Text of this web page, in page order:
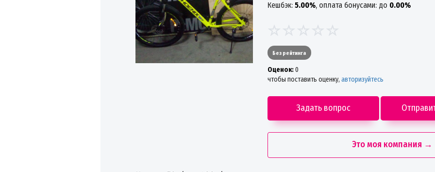
Кешбэк: 5.00%, оплата бонусами: до 0.00%
Без рейтинга
Oценок:0
чтобы поставить оценку, авторизуйтесь
Задать вопрос
Это моя компания →